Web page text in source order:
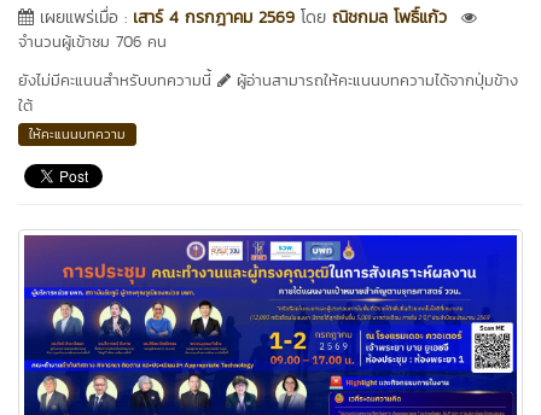
เผยแพร่เมื่อ : เสาร์ 4 กรกฎาคม 2569 โดย ณิชกมล โพธิ์แก้ว
จำนวนผู้เข้าชม 706 คน
ยังไม่มีคะแนนสำหรับบทความนี้
ผู้อ่านสามารถให้คะแนนบทความได้จากปุ่มข้าง
ใต้
ให้คะแนนบทความ